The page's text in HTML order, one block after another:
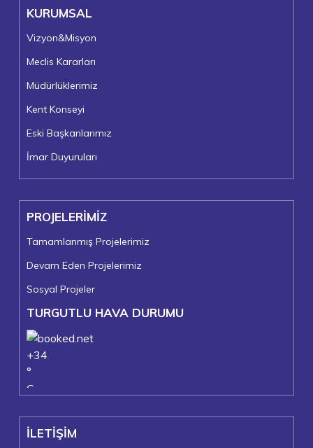
KURUMSAL
Vizyon&Misyon
Meclis Kararları
Müdürlüklerimiz
Kent Konseyi
Eski Başkanlarımız
İmar Duyuruları
PROJELERİMİZ
Tamamlanmış Projelerimiz
Devam Eden Projelerimiz
Sosyal Projeler
TURGUTLU HAVA DURUMU
+34
°
C
+22°
Turgutlu
İLETİŞİM